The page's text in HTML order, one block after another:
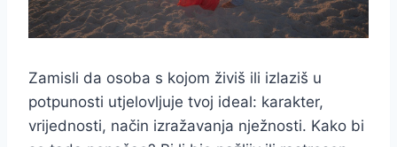
Zamisli da osoba s kojom živiš ili izlaziš u
potpunosti utjelovljuje tvoj ideal: karakter,
vrijednosti, način izražavanja nježnosti. Kako bi